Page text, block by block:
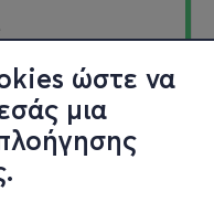
ώστε να
μια